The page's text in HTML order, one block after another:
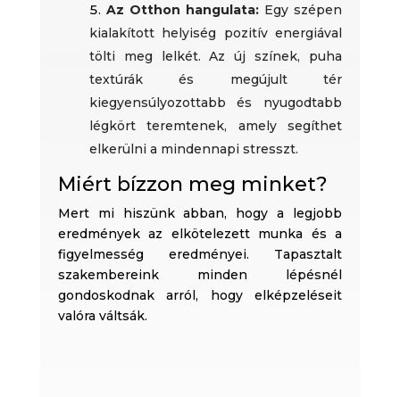
Az Otthon hangulata: Egy szépen
kialakított helyiség pozitív energiával
tölti meg lelkét. Az új színek, puha
textúrák és megújult tér
kiegyensúlyozottabb és nyugodtabb
légkört teremtenek, amely segíthet
elkerülni a mindennapi stresszt.
Miért bízzon meg minket?
Mert mi hiszünk abban, hogy a legjobb
eredmények az elkötelezett munka és a
figyelmesség eredményei. Tapasztalt
szakembereink minden lépésnél
gondoskodnak arról, hogy elképzeléseit
valóra váltsák.